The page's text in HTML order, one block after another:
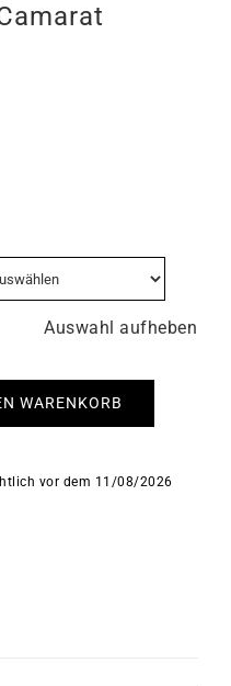
Auswahl aufheben
WARENKORB
vor dem 11/08/2026